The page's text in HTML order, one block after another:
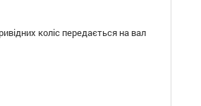
коліс передається на вал